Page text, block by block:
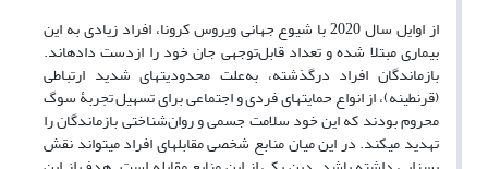
از اوایل سال 2020 با شیوع جهانی ویروس کرونا، افراد زیادی به این
بیماری مبتلا شده و تعداد قابل‌توجهی جان خود را ازدست داده‏اند.
بازماندگان افراد درگذشته، به‌علت محدودیت‏های شدید ارتباطی
(قرنطینه)، از انواع حمایت‏های فردی و اجتماعی برای تسهیل تجربۀ سوگ
محروم بودند که این خود سلامت جسمی و روان‌شناختی بازماندگان را
تهدید می‏کند. در این میان منابع شخصی مقابله‏ای افراد می‏تواند نقش